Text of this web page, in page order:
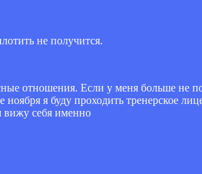
не получится.
отношения. Если у меня больше не
я буду проходить тренерское
вижу себя именно